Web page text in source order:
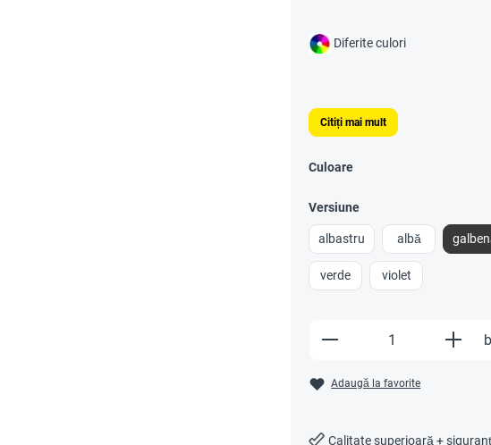
Diferite culori
Citiți mai mult
Culoare
Versiune
albastru albă
verde violet
Produkt Anzahl:
Adaugă la favorite
Calitate superioară +